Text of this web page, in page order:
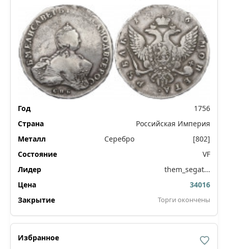
1756
Российская Империя
Серебро
[802]
VF
them_segat...
34016
Торги окончены